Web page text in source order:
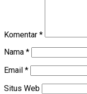
Komentar *
Nama *
Email *
Situs Web